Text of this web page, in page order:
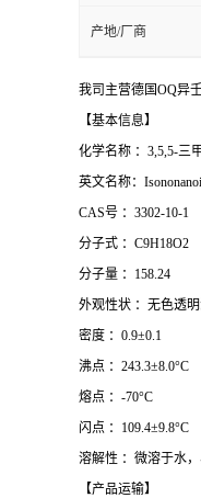
产地/厂商
我司主营德国OQ异
【基本信息】
化学名称 ：3,5,5-三
英文名称：
CAS号 ：3302-10-1
分子式 ：C9H18O2
分子量 ：158.24
外观性状 ：无色透明
密度 ：0.9±0.1
沸点 ：243.3±8.0°C
熔点 ：-70°C
闪点 ：109.4±9.8°C
溶解性 ：微溶于水
【产品运输】